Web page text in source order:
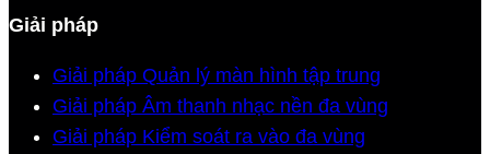
Giải pháp
Giải pháp Quản lý màn hình tập trung
Giải pháp Âm thanh nhạc nền đa vùng
Giải pháp Kiểm soát ra vào đa vùng